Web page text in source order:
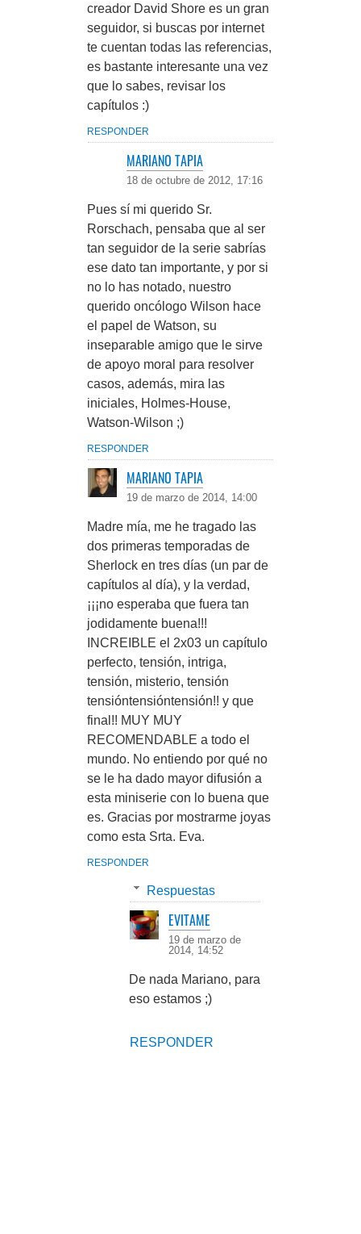
creador David Shore es un gran
seguidor, si buscas por internet
te cuentan todas las referencias,
es bastante interesante una vez
que lo sabes, revisar los
capítulos :)
RESPONDER
MARIANO TAPIA
18 de octubre de 2012, 17:16
Pues sí mi querido Sr.
Rorschach, pensaba que al ser
tan seguidor de la serie sabrías
ese dato tan importante, y por si
no lo has notado, nuestro
querido oncólogo Wilson hace
el papel de Watson, su
inseparable amigo que le sirve
de apoyo moral para resolver
casos, además, mira las
iniciales, Holmes-House,
Watson-Wilson ;)
RESPONDER
MARIANO TAPIA
19 de marzo de 2014, 14:00
Madre mía, me he tragado las
dos primeras temporadas de
Sherlock en tres días (un par de
capítulos al día), y la verdad,
¡¡¡no esperaba que fuera tan
jodidamente buena!!!
INCREIBLE el 2x03 un capítulo
perfecto, tensión, intriga,
tensión, misterio, tensión
tensióntensióntensión!! y que
final!! MUY MUY
RECOMENDABLE a todo el
mundo. No entiendo por qué no
se le ha dado mayor difusión a
esta miniserie con lo buena que
es. Gracias por mostrarme joyas
como esta Srta. Eva.
RESPONDER
Respuestas
EVITAME
19 de marzo de
2014, 14:52
De nada Mariano, para
eso estamos ;)
RESPONDER